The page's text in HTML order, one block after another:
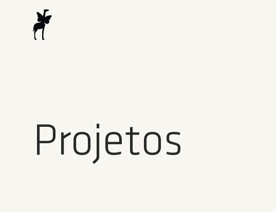
Projetos